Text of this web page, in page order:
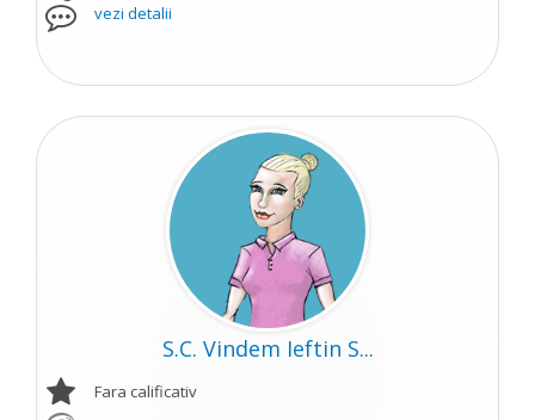
vezi detalii
S.C. Vindem Ieftin S...
Fara calificativ